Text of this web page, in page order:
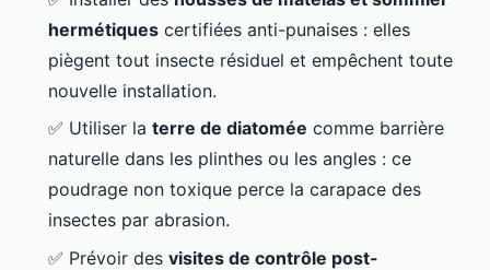
hermétiques certifiées anti-punaises : elles
piègent tout insecte résiduel et empêchent toute
nouvelle installation.
✅ Utiliser la terre de diatomée comme barrière
naturelle dans les plinthes ou les angles : ce
poudrage non toxique perce la carapace des
insectes par abrasion.
✅ Prévoir des visites de contrôle post-